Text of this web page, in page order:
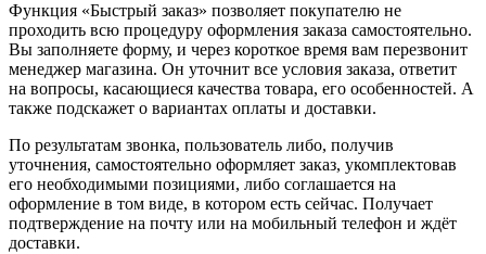
Функция «Быстрый заказ» позволяет покупателю не
проходить всю процедуру оформления заказа самостоятельно.
Вы заполняете форму, и через короткое время вам перезвонит
менеджер магазина. Он уточнит все условия заказа, ответит
на вопросы, касающиеся качества товара, его особенностей. А
также подскажет о вариантах оплаты и доставки.
По результатам звонка, пользователь либо, получив
уточнения, самостоятельно оформляет заказ, укомплектовав
его необходимыми позициями, либо соглашается на
оформление в том виде, в котором есть сейчас. Получает
подтверждение на почту или на мобильный телефон и ждёт
доставки.